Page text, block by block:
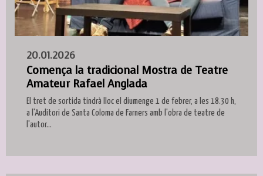
20.01.2026
Comença la tradicional Mostra de Teatre
Amateur Rafael Anglada
El tret de sortida tindrà lloc el diumenge 1 de febrer, a les 18.30 h,
a l'Auditori de Santa Coloma de Farners amb l'obra de teatre de
l'autor...